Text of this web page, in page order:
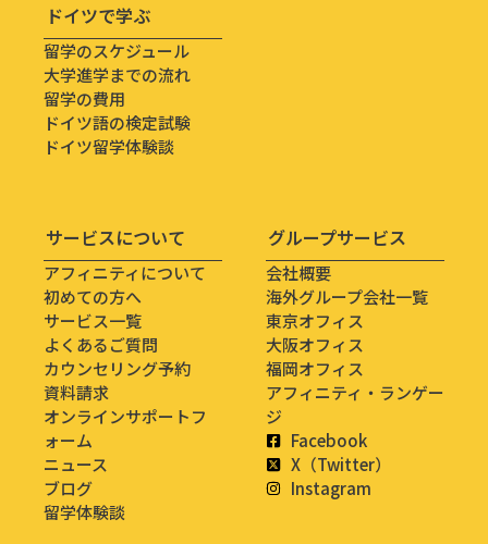
ドイツで学ぶ
留学のスケジュール
大学進学までの流れ
留学の費用
ドイツ語の検定試験
ドイツ留学体験談
サービスについて
アフィニティについて
初めての方へ
サービス一覧
よくあるご質問
カウンセリング予約
資料請求
オンラインサポートフ
ォーム
ニュース
ブログ
留学体験談
グループサービス
会社概要
海外グループ会社一覧
東京オフィス
大阪オフィス
福岡オフィス
アフィニティ・ランゲー
ジ
Facebook
X（Twitter）
Instagram